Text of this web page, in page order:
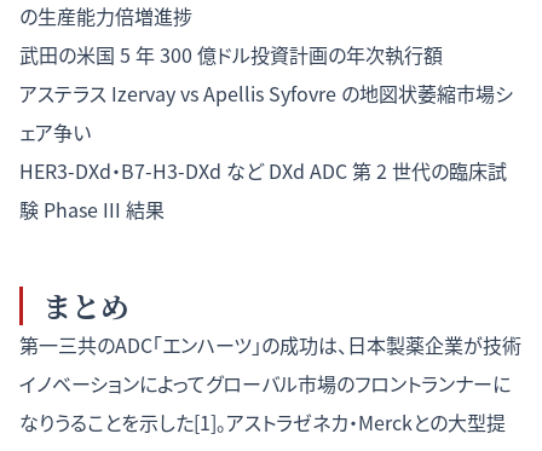
の生産能力倍増進捗
武田の米国 5 年 300 億ドル投資計画の年次執行額
アステラス Izervay vs Apellis Syfovre の地図状萎縮市場シ
ェア争い
HER3-DXd・B7-H3-DXd など DXd ADC 第 2 世代の臨床試
験 Phase III 結果
まとめ
第一三共のADC「エンハーツ」の成功は、日本製薬企業が技術
イノベーションによってグローバル市場のフロントランナーに
なりうることを示した[1]。アストラゼネカ・Merckとの大型提